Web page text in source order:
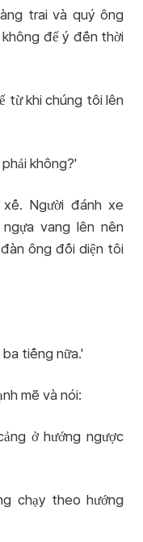
trai và quý ông
để ý đến thời
từ khi chúng tôi lên
không?'
Người đánh xe
vang lên nên
ông đối diện tôi
tiếng nữa.'
mẽ và nói:
ở hướng ngược
chạy theo hướng